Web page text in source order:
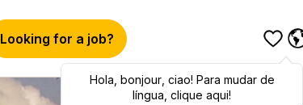
Looking for a job?
Hola bonjour, ciao! Para mudar de
língua, clique aqui!